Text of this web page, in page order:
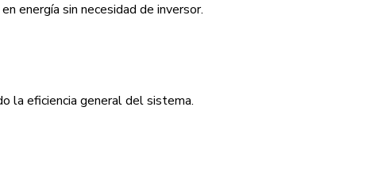
energía sin necesidad de inversor.
la eficiencia general del sistema.